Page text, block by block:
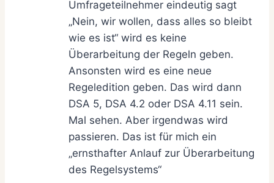
Umfrageteilnehmer eindeutig sagt
„Nein, wir wollen, dass alles so bleibt
wie es ist“ wird es keine
Überarbeitung der Regeln geben.
Ansonsten wird es eine neue
Regeledition geben. Das wird dann
DSA 5, DSA 4.2 oder DSA 4.11 sein.
Mal sehen. Aber irgendwas wird
passieren. Das ist für mich ein
„ernsthafter Anlauf zur Überarbeitung
des Regelsystems“